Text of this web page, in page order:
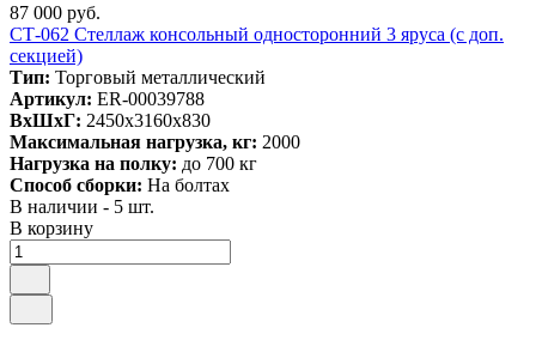
87 000 руб.
СТ-062 Стеллаж консольный односторонний 3 яруса (с доп.
секцией)
Тип: Торговый металлический
Артикул: ER-00039788
ВxШxГ: 2450x3160x830
Максимальная нагрузка, кг: 2000
Нагрузка на полку: до 700 кг
Способ сборки: На болтах
В наличии - 5 шт.
В корзину